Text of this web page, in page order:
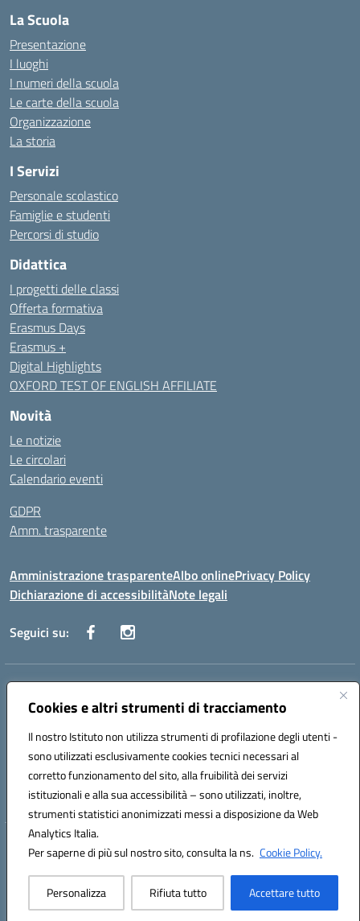
Cookies e altri strumenti di tracciamento
Il nostro Istituto non utilizza strumenti di profilazione degli utenti -
sono utilizzati esclusivamente cookies tecnici necessari al
corretto funzionamento del sito, alla fruibilità dei servizi
istituzionali e alla sua accessibilità – sono utilizzati, inoltre,
strumenti statistici anonimizzati messi a disposizione da Web
Analytics Italia.
Per saperne di più sul nostro sito, consulta la ns. Cookie Policy.
Personalizza Rifiuta tutto Accettare tutto
La Scuola
Presentazione
I luoghi
I numeri della scuola
Le carte della scuola
Organizzazione
La storia
I Servizi
Personale scolastico
Famiglie e studenti
Percorsi di studio
Didattica
I progetti delle classi
Offerta formativa
Erasmus Days
Erasmus +
Digital Highlights
OXFORD TEST OF ENGLISH AFFILIATE
Novità
Le notizie
Le circolari
Calendario eventi
GDPR
Amm. trasparente
Amministrazione trasparenteAlbo onlinePrivacy Policy
Dichiarazione di accessibilitàNote legali
Seguici su:
Indirizzo:
Centralino:+39 080 2446680 Email:baic882008@istruzione.it
Codice fiscale: 80023470729
Codice meccanografico:
BAIC882008
Codice unico di fatturazione (CUF): UFEUNT
Hosting & Powered by 3D Solution S.r.l.
Concept & Design by Designers Italia